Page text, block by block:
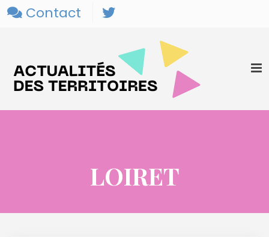
Contact
LOIRET